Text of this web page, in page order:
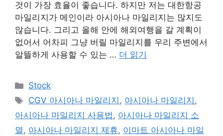
것이 가장 효율이 좋습니다. 하지만 저는 대한항공
마일리지가 메인이라 아시아나 마일리지는 많지도
않습니다. 그리고 올해 안에 해외여행을 갈 계획이
없어서 어차피 그냥 버릴 마일리지를 우리 주변에서
알뜰하게 사용할 수 있는 … 더 읽기
카
테
리
Stock
태
그
CGV 아시아나 마일리지 , 아시아나 마일리지 ,
아시아나 마일리지 사용법, 아시아나 마일리지 소
멸, 아시아나 마일리지 제휴, 이마트 아시아나 마일